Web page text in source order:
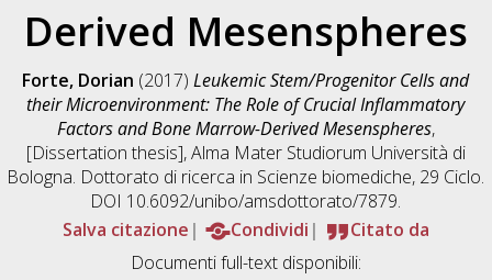
Derived Mesenspheres
Forte, Dorian (2017)Leukemic Stem/Progenitor Cells and
their Microenvironment: The Role of Crucial Inflammatory
Factors and Bone Marrow-Derived Mesenspheres,
[Dissertation thesis], Alma Mater Studiorum Università di
Bologna. Dottorato di ricerca in Scienze biomediche, 29 Ciclo.
DOI 10.6092/unibo/amsdottorato/7879.
Salva citazione
Condividi
Citato da
Documenti full-text disponibili: